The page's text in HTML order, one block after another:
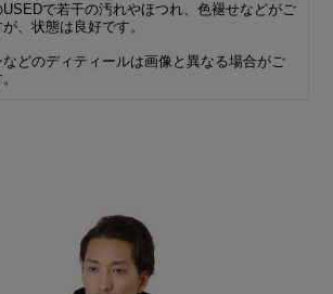
で若干の汚れやほつれ、色褪せなどがご
、状態は良好です。
どのディティールは画像と異なる場合がご